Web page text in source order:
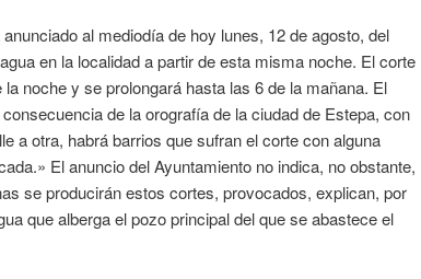
al mediodía de hoy lunes, 12 de agosto, del
en la localidad a partir de esta misma noche. El corte
noche y se prolongará hasta las 6 de la mañana. El
de la orografía de la ciudad de Estepa, con
a otra, habrá barrios que sufran el corte con alguna
El anuncio del Ayuntamiento no indica, no obstante,
se producirán estos cortes, provocados, explican, por
que alberga el pozo principal del que se abastece el